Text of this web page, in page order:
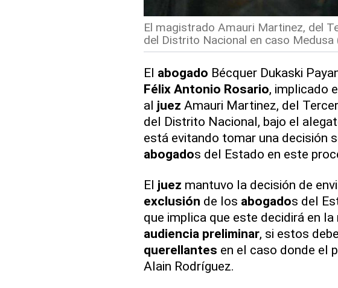
El magistrado Amauri Martinez, del
del Distrito Nacional en caso Medusa
El abogado Bécquer Dukaski
Félix Antonio Rosario, implicado
al juez Amauri Martinez, del
del Distrito Nacional, bajo el
está evitando tomar una decisión
abogados del Estado en este
El juez mantuvo la decisión de
exclusión de los abogados del
que implica que este decidirá en
audiencia preliminar, si estos
querellantes en el caso donde el
Alain Rodríguez.